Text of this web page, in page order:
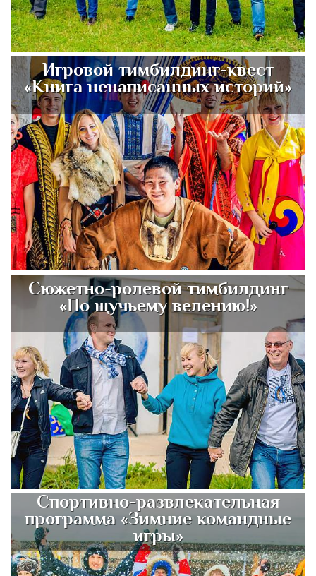
Игровой тимбилдинг-квест
«Книга ненаписанных историй»
Сюжетно-ролевой тимбилдинг
«По щучьему велению!»
Спортивно-развлекательная
программа «Зимние командные
игры»